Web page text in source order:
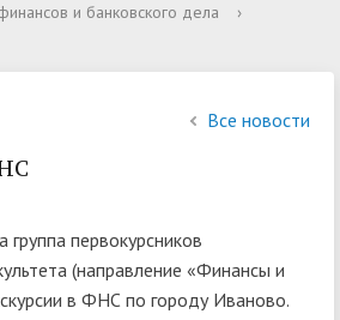
и банковского дела
›
Все новости
первокурсников
(направление «Финансы и
в ФНС по городу Иваново.